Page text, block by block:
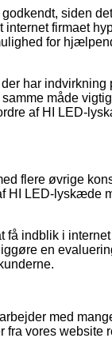
siden
firmaet
for
har indvirkning
måde
af HI LED-
flere øvrige
HI LED-lyskæde
indblik i
en
med
fra vores website